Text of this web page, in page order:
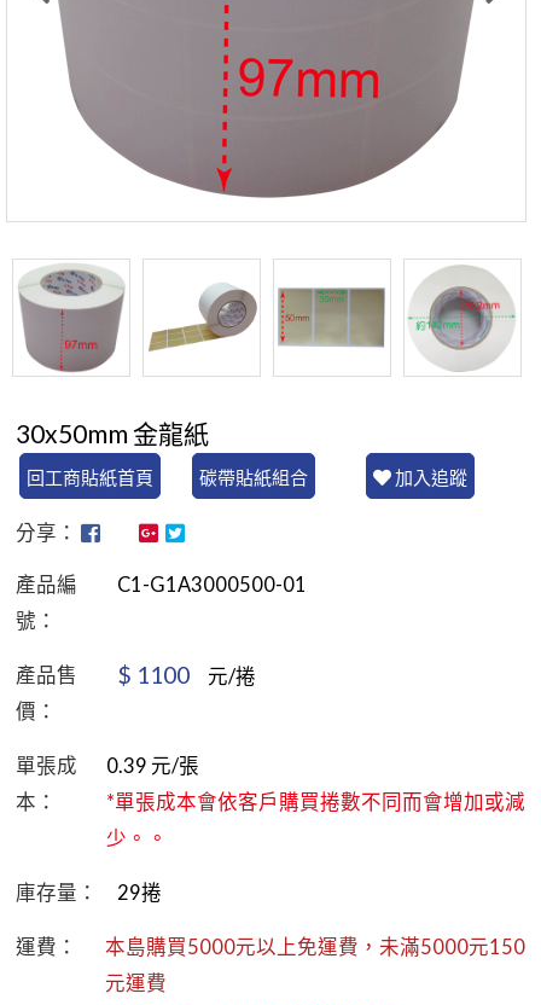
30x50mm 金龍紙
回工商貼紙首頁 碳帶貼紙組合 加入追蹤
分享：
產品編
號：
C1-G1A3000500-01
產品售
價：
$ 1100 元/捲
單張成
本：
0.39 元/張
*單張成本會依客戶購買捲數不同而會增加或減
少。。
庫存量： 29捲
運費：
本島購買5000元以上免運費，未滿5000元150
元運費